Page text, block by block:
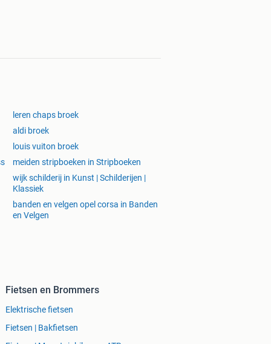
leren chaps broek
aldi broek
louis vuiton broek
meiden stripboeken in Stripboeken
wijk schilderij in Kunst | Schilderijen |
Klassiek
banden en velgen opel corsa in Banden
en Velgen
Fietsen en Brommers
Elektrische fietsen
Fietsen | Bakfietsen